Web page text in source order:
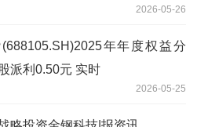
2026-05-26
年年度权益分
派利0.50元 实时
2026-05-25